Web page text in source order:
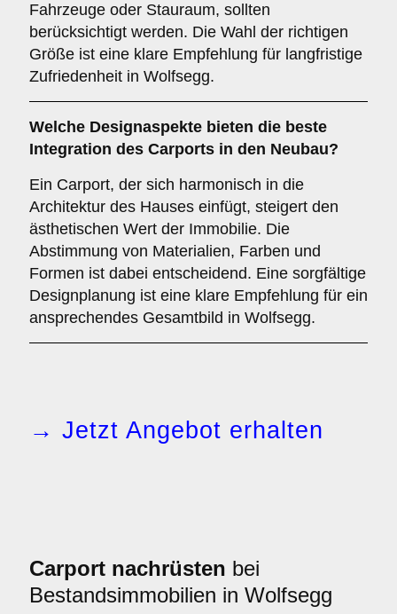
Fahrzeuge oder Stauraum, sollten
berücksichtigt werden. Die Wahl der richtigen
Größe ist eine klare Empfehlung für langfristige
Zufriedenheit in Wolfsegg.
Welche Designaspekte bieten die beste
Integration des Carports in den Neubau?
Ein Carport, der sich harmonisch in die
Architektur des Hauses einfügt, steigert den
ästhetischen Wert der Immobilie. Die
Abstimmung von Materialien, Farben und
Formen ist dabei entscheidend. Eine sorgfältige
Designplanung ist eine klare Empfehlung für ein
ansprechendes Gesamtbild in Wolfsegg.
→ Jetzt Angebot erhalten
Carport nachrüsten bei
Bestandsimmobilien in Wolfsegg